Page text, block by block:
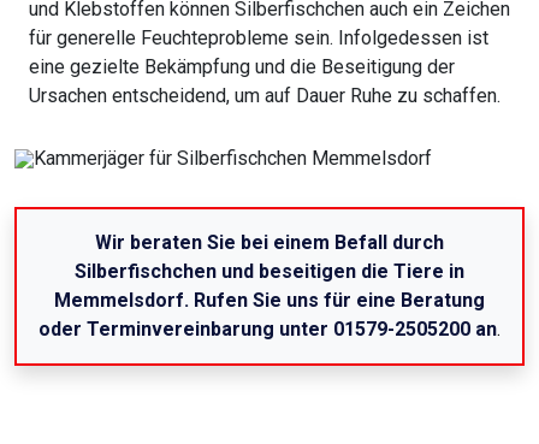
und Klebstoffen können Silberfischchen auch ein Zeichen
für generelle Feuchteprobleme sein. Infolgedessen ist
eine gezielte Bekämpfung und die Beseitigung der
Ursachen entscheidend, um auf Dauer Ruhe zu schaffen.
Wir beraten Sie bei einem Befall durch
Silberfischchen und beseitigen die Tiere in
Memmelsdorf. Rufen Sie uns für eine Beratung
oder Terminvereinbarung unter 01579-2505200 an.